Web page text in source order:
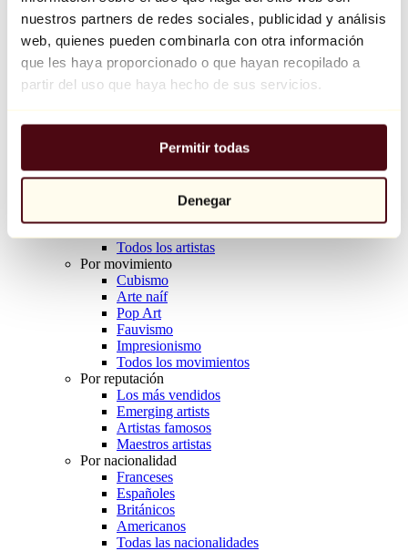
nuestros partners de redes sociales, publicidad y análisis
web, quienes pueden combinarla con otra información
que les haya proporcionado o que hayan recopilado a
partir del uso que haya hecho de sus servicios.
Permitir todas
Denegar
Balloon Dog (Orange)
Jeff Koons
10.000 €
Explorar
Todos los escultores
Todos los fotógrafos
Todos los artistas
Por movimiento
Cubismo
Arte naíf
Pop Art
Fauvismo
Impresionismo
Todos los movimientos
Por reputación
Los más vendidos
Emerging artists
Artistas famosos
Maestros artistas
Por nacionalidad
Franceses
Españoles
Británicos
Americanos
Todas las nacionalidades